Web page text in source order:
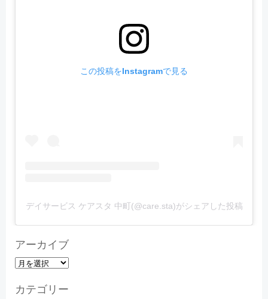
この投稿をInstagramで見る
デイサービス ケアスタ 中町(@care.sta)がシェアした投稿
アーカイブ
ア
カ
カテゴリー